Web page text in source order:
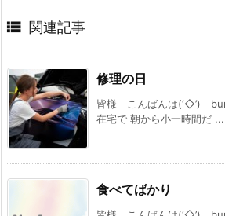
 関連記事
修理の日
皆様 こんばんは(‘◇’)ゞ
在宅で 朝から小一時間だ ...
食べてばかり